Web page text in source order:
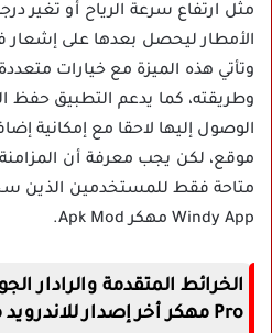
مثل ارتفاع سرعة الرياح أو تغير
الأمطار ليحصل بعدها على
وتأتي هذه الميزة مع خيارات
وطريقته، كما يدعم التطبيق حفظ
الوصول إليها لاحقا مع إمكانية
موقع، لكن يجب معرفة أن
متاحة فقط للمستخدمين الذين
Windy App مهكر Apk Mod.
Pro مهكر أخر إصدار للاندرويد مجانا